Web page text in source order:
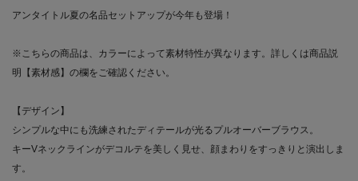
アンタイトル夏の名品セットアップが今年も登場！
※こちらの商品は、カラーによって素材特性が異なります。詳しくは商品説
明【素材感】の欄をご確認ください。
【デザイン】
シンプルな中にも洗練されたディテールが光るプルオーバーブラウス。
キーVネックラインがデコルテを美しく見せ、顔まわりをすっきりと演出しま
す。